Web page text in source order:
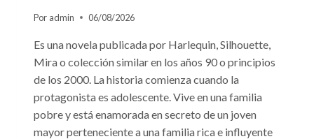
Por admin 06/08/2026
Es una novela publicada por Harlequin, Silhouette,
Mira o colección similar en los años 90 o principios
de los 2000. La historia comienza cuando la
protagonista es adolescente. Vive en una familia
pobre y está enamorada en secreto de un joven
mayor perteneciente a una familia rica e influyente